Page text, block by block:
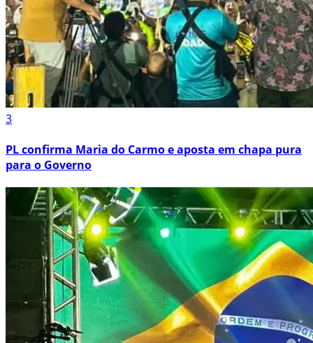
3
PL confirma Maria do Carmo e aposta em chapa pura
para o Governo